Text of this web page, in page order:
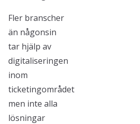
Fler branscher
än någonsin
tar hjälp av
digitaliseringen
inom
ticketingområdet
men inte alla
lösningar